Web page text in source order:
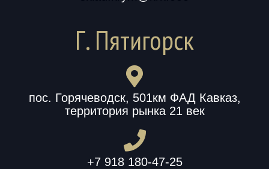
Г. Пятигорск
пос. Горячеводск, 501км ФАД Кавказ,
территория рынка 21 век
+7 918 180-47-25